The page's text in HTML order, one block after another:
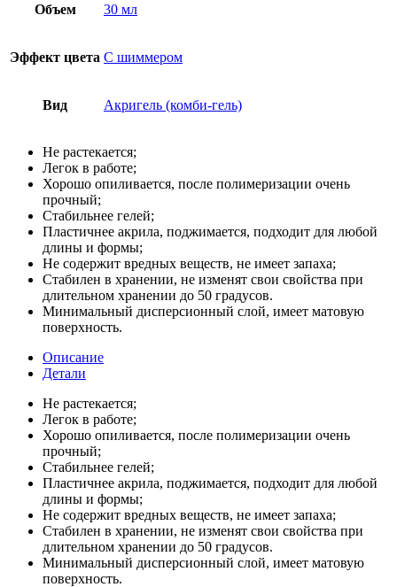
Объем 30 мл
Эффект цвета С шиммером
Вид Акригель (комби-гель)
Не растекается;
Легок в работе;
Хорошо опиливается, после полимеризации очень
прочный;
Стабильнее гелей;
Пластичнее акрила, поджимается, подходит для любой
длины и формы;
Не содержит вредных веществ, не имеет запаха;
Стабилен в хранении, не изменят свои свойства при
длительном хранении до 50 градусов.
Минимальный дисперсионный слой, имеет матовую
поверхность.
Описание
Детали
Не растекается;
Легок в работе;
Хорошо опиливается, после полимеризации очень
прочный;
Стабильнее гелей;
Пластичнее акрила, поджимается, подходит для любой
длины и формы;
Не содержит вредных веществ, не имеет запаха;
Стабилен в хранении, не изменят свои свойства при
длительном хранении до 50 градусов.
Минимальный дисперсионный слой, имеет матовую
поверхность.